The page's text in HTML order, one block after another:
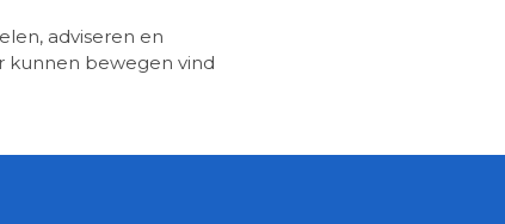
adviseren en
kunnen bewegen vind